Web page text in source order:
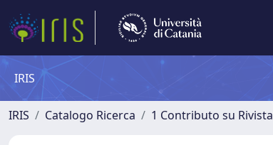
IRIS
IRIS Catalogo Ricerca 1 Contributo su Rivista